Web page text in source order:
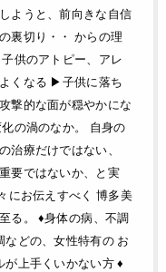
ようと、前向きな自信
裏切り・・ からの理
供のアトピー、アレ
くなる ▶︎子供に落ち
撃的な面が穏やかにな
の渦のなか。 自身の
治療だけではない、
要ではないか、と実
にお伝えすべく 博多美
る。 ♦身体の病、不調
どの、女性特有の お
上手くいかない方 ♦